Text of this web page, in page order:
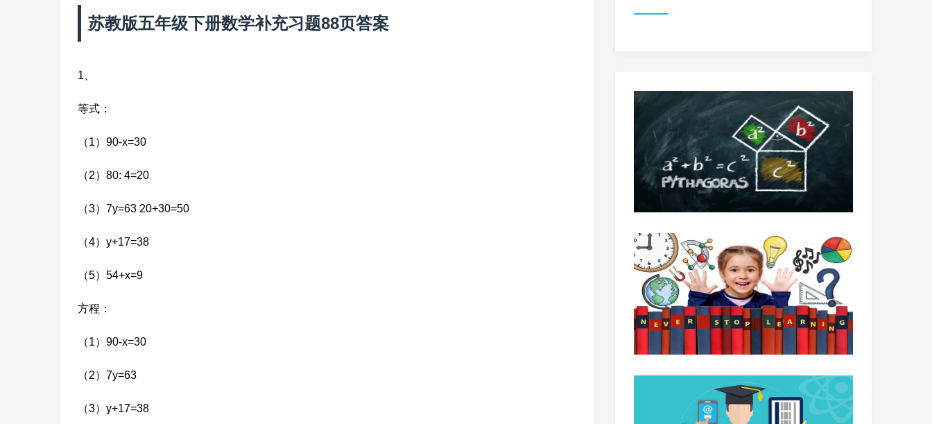
苏教版五年级下册数学补充习题88页答案
1、
等式：
（1）90-x=30
（2）80: 4=20
（3）7y=63 20+30=50
（4）y+17=38
（5）54+x=9
方程：
（1）90-x=30
（2）7y=63
（3）y+17=38